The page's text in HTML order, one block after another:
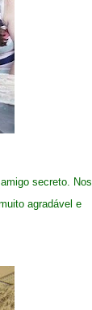
secreto. Nos
agradável e